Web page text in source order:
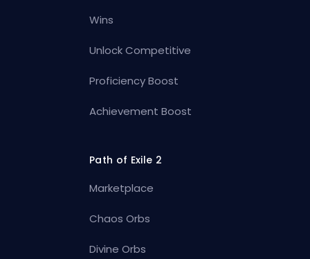
Wins
Unlock Competitive
Proficiency Boost
Achievement Boost
Path of Exile 2
Marketplace
Chaos Orbs
Divine Orbs